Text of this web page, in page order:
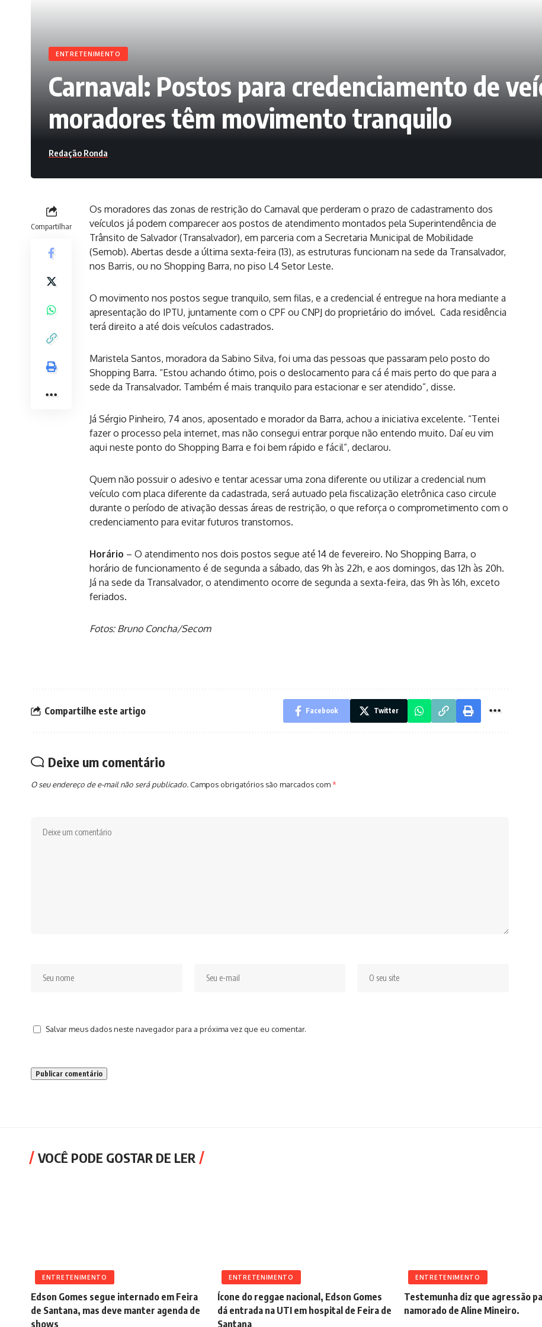
ENTRETENIMENTO
Carnaval: Postos para credenciamento de
moradores têm movimento tranquilo
Redação Ronda
Compartilhar
Os moradores das zonas de restrição do Carnaval que perderam o prazo de cadastramento dos
veículos já podem comparecer aos postos de atendimento montados pela Superintendência de
Trânsito de Salvador (Transalvador), em parceria com a Secretaria Municipal de Mobilidade
(Semob). Abertas desde a última sexta-feira (13), as estruturas funcionam na sede da Transalvador,
nos Barris, ou no Shopping Barra, no piso L4 Setor Leste.
O movimento nos postos segue tranquilo, sem filas, e a credencial é entregue na hora mediante a
apresentação do IPTU, juntamente com o CPF ou CNPJ do proprietário do imóvel. Cada residência
terá direito a até dois veículos cadastrados.
Maristela Santos, moradora da Sabino Silva, foi uma das pessoas que passaram pelo posto do
Shopping Barra. “Estou achando ótimo, pois o deslocamento para cá é mais perto do que para a
sede da Transalvador. Também é mais tranquilo para estacionar e ser atendido”, disse.
Já Sérgio Pinheiro, 74 anos, aposentado e morador da Barra, achou a iniciativa excelente. “Tentei
fazer o processo pela internet, mas não consegui entrar porque não entendo muito. Daí eu vim
aqui neste ponto do Shopping Barra e foi bem rápido e fácil”, declarou.
Quem não possuir o adesivo e tentar acessar uma zona diferente ou utilizar a credencial num
veículo com placa diferente da cadastrada, será autuado pela fiscalização eletrônica caso circule
durante o período de ativação dessas áreas de restrição, o que reforça o comprometimento com o
credenciamento para evitar futuros transtornos.
Horário – O atendimento nos dois postos segue até 14 de fevereiro. No Shopping Barra, o
horário de funcionamento é de segunda a sábado, das 9h às 22h, e aos domingos, das 12h às 20h.
Já na sede da Transalvador, o atendimento ocorre de segunda a sexta-feira, das 9h às 16h, exceto
feriados.
Fotos: Bruno Concha/Secom
Compartilhe este artigo Facebook Twitter
Deixe um comentário
O seu endereço de e-mail não será publicado. Campos obrigatórios são marcados com*
Salvar meus dados neste navegador para a próxima vez que eu comentar.
VOCÊ PODE GOSTAR DE LER
ENTRETENIMENTO
Edson Gomes segue internado em Feira
de Santana, mas deve manter agenda de
shows
ENTRETENIMENTO
Ícone do reggae nacional, Edson Gomes
dá entrada na UTI em hospital de Feira de
Santana
ENTRETENIMENTO
Testemunha diz que agressão
namorado de Aline Mineiro.